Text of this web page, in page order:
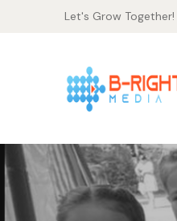
Let's Grow Together!